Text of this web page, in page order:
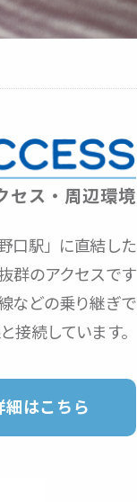
セス・周辺環境
口駅」に直結した
群のアクセスです
などの乗り継ぎで
接続しています。
細はこちら